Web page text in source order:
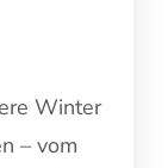
Winter
– vom